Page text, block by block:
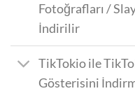
Fotoğrafları /
İndirilir
TikTokio ile
Gösterisini